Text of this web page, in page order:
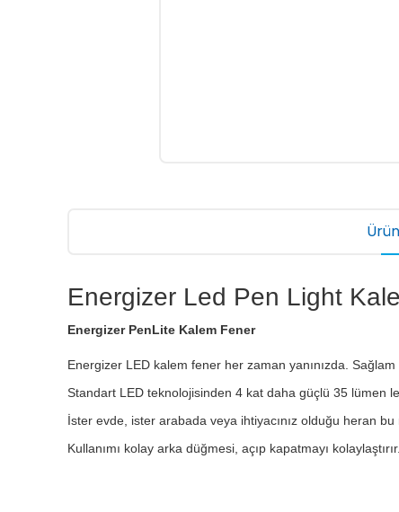
Energizer Led Pen Light
Energizer PenLite Kalem Fener
Energizer LED kalem fener her zaman yanınızda.
Standart LED teknolojisinden 4 kat daha güçlü 35 lümen
İster evde, ister arabada veya ihtiyacınız olduğu heran
Kullanımı kolay arka düğmesi, açıp kapatmayı